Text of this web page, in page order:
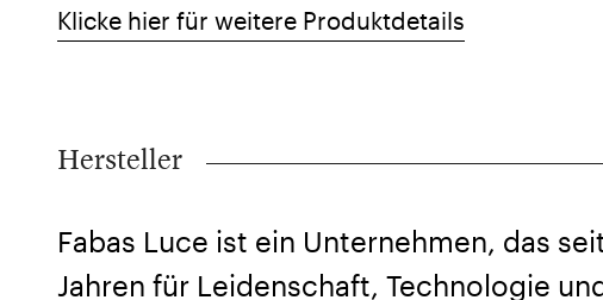
Klicke hier für weitere Produktdetails
Hersteller
Fabas Luce ist ein Unternehmen, das
Jahren für Leidenschaft, Technologie